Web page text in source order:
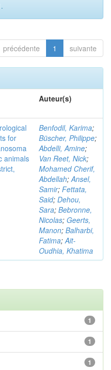
précédente 1 suivante
Auteur(s)
for
animals
Benfodil, Karima;
Büscher, Philippe;
Abdelli, Amine;
Van Reet, Nick;
Mohamed Cherif,
Abdellah;Ansel,
Samir; Fettata,
Said; Dehou,
Sara; Bebronne,
Nicolas; Geerts,
Manon; Balharbi,
Fatima;Ait-
Oudhia, Khatima
1
1
1